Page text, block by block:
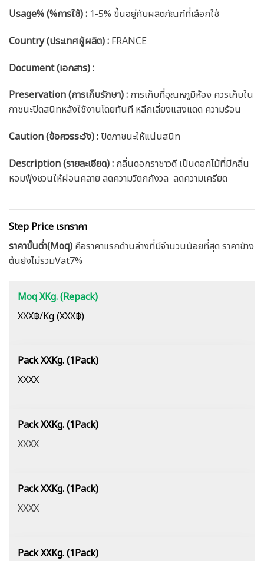
Usage% (%การใช้) : 1-5% ขึ้นอยู่กับผลิตภัณฑ์ที่เลือกใช้
Country (ประเทศผู้ผลิต) : FRANCE
Document (เอกสาร) :
Preservation (การเก็บรักษา) : การเก็บที่อุณหภูมิห้อง ควรเก็บใน
ภาชนะปิดสนิทหลังใช้งานโดยทันที หลีกเลี่ยงแสงแดด ความร้อน
Caution(ข้อควรระวัง) :ปิดภาชนะให้แน่นสนิท
Description (รายละเอียด): กลิ่นดอกราชาวดี เป็นดอกไม้ที่มีกลิ่น
หอมฟุ้งชวนให้ผ่อนคลาย ลดความวิตกกังวล ลดความเครียด
Step Price เรทราคา
ราคาขั้นต่ำ(Moq) คือราคาแรกด้านล่างที่มีจำนวนน้อยที่สุด ราคาข้าง
ต้นยังไม่รวมVat7%
Moq XKg. (Repack)
XXX฿/Kg (XXX฿)
Pack XXKg. (1Pack)
XXXX
Pack XXKg. (1Pack)
XXXX
Pack XXKg. (1Pack)
XXXX
Pack XXKg. (1Pack)